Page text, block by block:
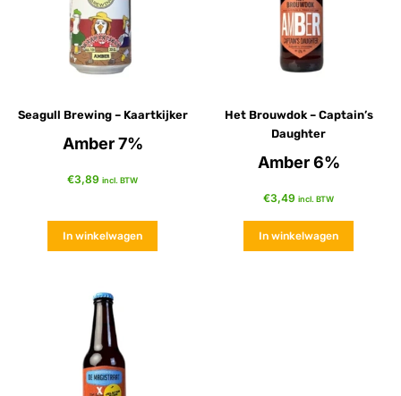
Seagull Brewing – Kaartkijker
Amber 7%
€3,89 incl. BTW
In winkelwagen
Het Brouwdok – Captain’s
Daughter
Amber 6%
€3,49 incl. BTW
In winkelwagen